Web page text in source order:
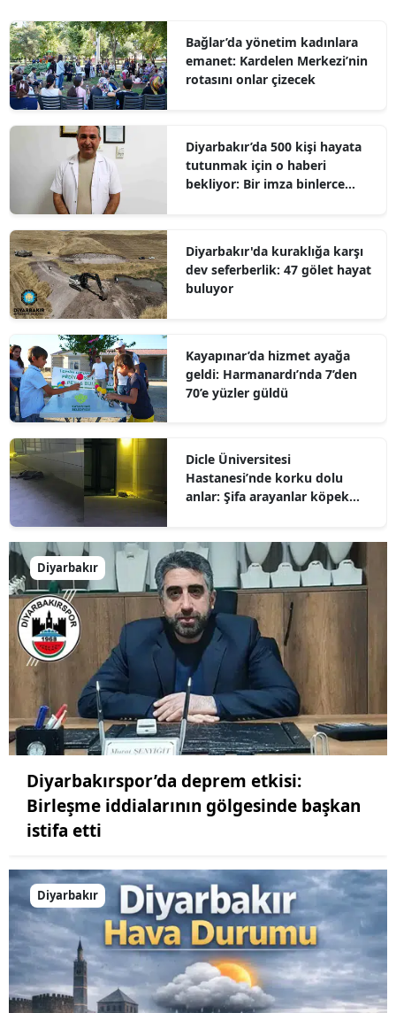
Bağlar’da yönetim kadınlara
emanet: Kardelen Merkezi’nin
rotasını onlar çizecek
Diyarbakır’da 500 kişi hayata
tutunmak için o haberi
bekliyor: Bir imza binlerce
Diyarbakır'da kuraklığa karşı
dev seferberlik: 47 gölet hayat
buluyor
Kayapınar’da hizmet ayağa
geldi: Harmanardı’nda 7’den
70’e yüzler güldü
Dicle Üniversitesi
Hastanesi’nde korku dolu
anlar: Şifa arayanlar köpek
Diyarbakır
Diyarbakırspor’da deprem etkisi:
Birleşme iddialarının gölgesinde başkan
istifa etti
Diyarbakır